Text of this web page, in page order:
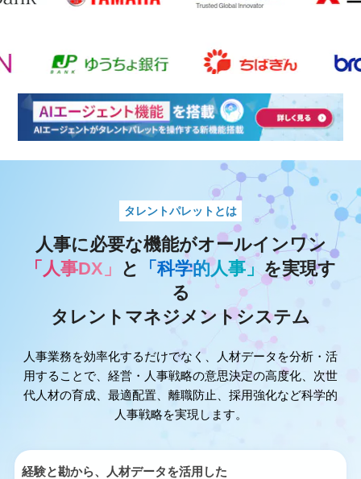
タレントパレットとは
人事に必要な機能がオールインワン
「人事DX」 と 「科学的人事」 を実現す
る
タレントマネジメントシステム
人事業務を効率化するだけでなく、人材データを分析・活
用することで、経営・人事戦略の意思決定の高度化、 次世
代人材の育成、最適配置、離職防止、採用強化など科学的
人事戦略を実現します。
経験と勘から、人材データを活用した